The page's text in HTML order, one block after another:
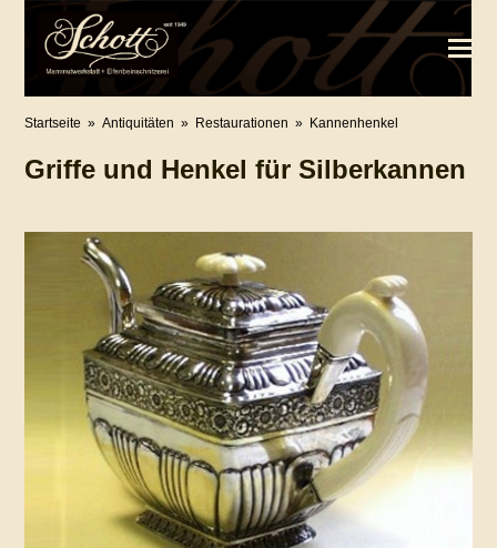
Startseite » Antiquitäten » Restaurationen » Kannenhenkel
Griffe und Henkel für Silberkannen